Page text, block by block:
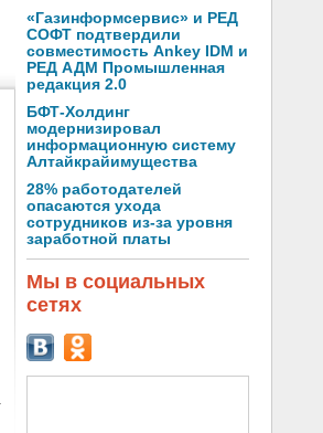
«Газинформсервис» и РЕД
СОФТ подтвердили
совместимость Ankey IDM и
РЕД АДМ Промышленная
редакция 2.0
БФТ-Холдинг
модернизировал
информационную систему
Алтайкрайимущества
28% работодателей
опасаются ухода
сотрудников из-за уровня
заработной платы
Мы в социальных
сетях